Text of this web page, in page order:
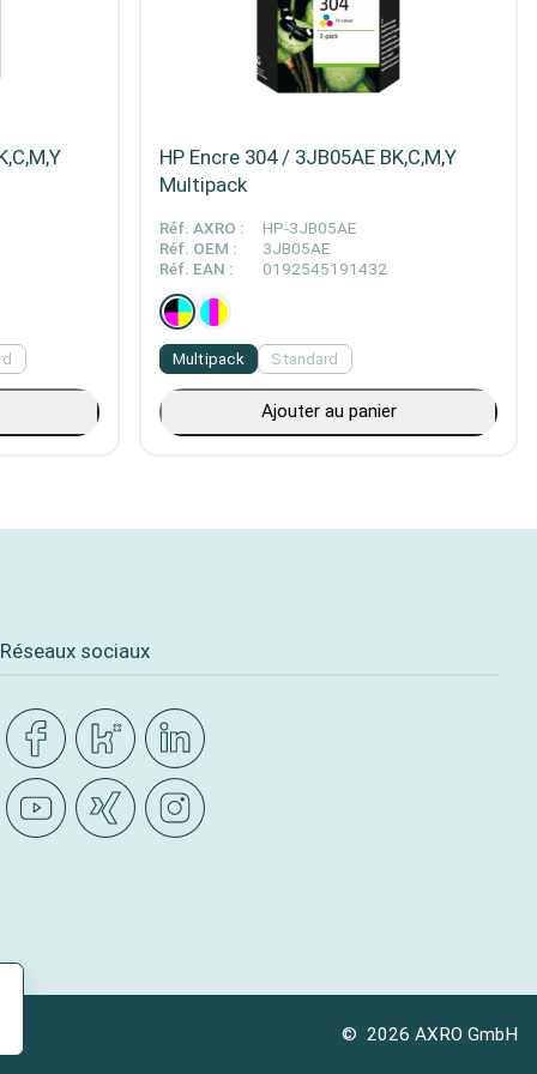
HP Encre 304 / 3JB05AE BK,C,M,Y
Multipack
Réf. AXRO :
HP-3JB05AE
Réf. OEM :
3JB05AE
Réf. EAN :
0192545191432
Multipack Standard
Ajouter au panier
Réseaux sociaux
© 2026 AXRO GmbH